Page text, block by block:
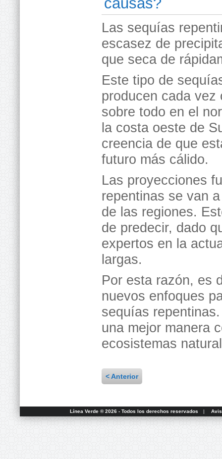
Las sequías
escasez de
que seca de
Este tipo de
producen cada vez
sobre todo en el
la costa oeste de
creencia de que
futuro más cálido.
Las proyecciones
repentinas se van
de las regiones.
de predecir, dado
expertos en la
largas.
Por esta razón, es
nuevos enfoques
sequías
una mejor manera
ecosistemas
< Anterior
Línea Verde ® 2026 - Todos los derechos reservados |